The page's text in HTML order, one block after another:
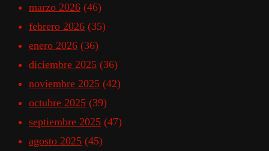
marzo 2026 (46)
febrero 2026 (35)
enero 2026 (36)
diciembre 2025 (36)
noviembre 2025 (42)
octubre 2025 (39)
septiembre 2025 (47)
agosto 2025 (45)